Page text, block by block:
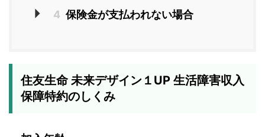
4 保険金が支払われない場合
住友生命 未来デザイン１UP 生活障害収入
保障特約のしくみ